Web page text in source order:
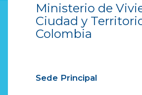
Ministerio de
Ciudad y
Colombia
Sede Principal